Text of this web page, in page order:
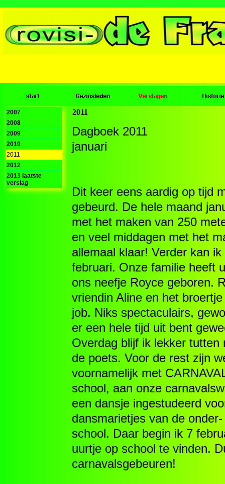
2007
2008
2009
2010
2011
2012
2013 laatste
verslag
2011
Dagboek 2011
januari
Dit keer eens aardig op tijd
gebeurd. De hele maand
met het maken van 250
en veel middagen met het
allemaal klaar! Verder kan
februari. Onze familie heeft
ons neefje Royce geboren.
vriendin Aline en het
job. Niks spectaculairs,
er een hele tijd uit bent
Overdag blijf ik lekker tutten
de poets. Voor de rest zijn
voornamelijk met
school, aan onze
een dansje ingestudeerd
dansmarietjes van de onder-
school. Daar begin ik 7
uurtje op school te vinden.
carnavalsgebeuren!